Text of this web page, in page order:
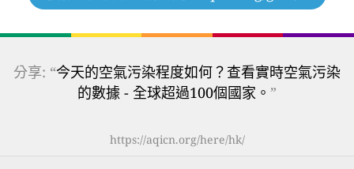
分享: “今天的空氣污染程度如何？查看實時空氣污染
的數據 - 全球超過100個國家。 ”
https://aqicn.org/here/hk/